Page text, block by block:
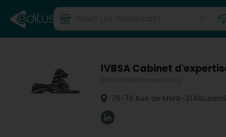
IVBSA Cabinet
76-78 Rue de MerlL-2146